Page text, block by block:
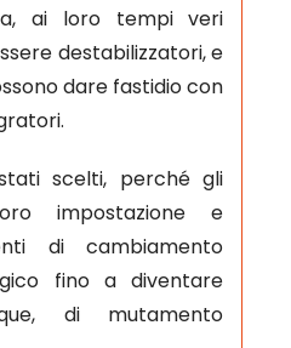
ai loro tempi veri
destabilizzatori, e
dare fastidio con
scelti, perché gli
impostazione e
di cambiamento
fino a diventare
di mutamento